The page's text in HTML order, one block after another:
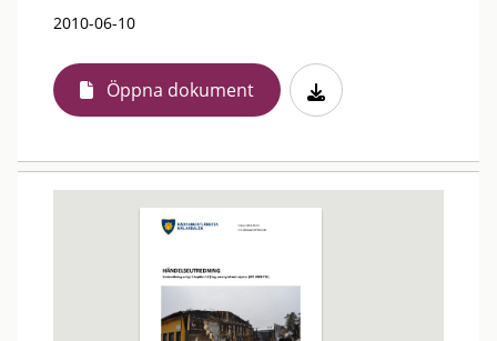
2010-06-10
Öppna dokument